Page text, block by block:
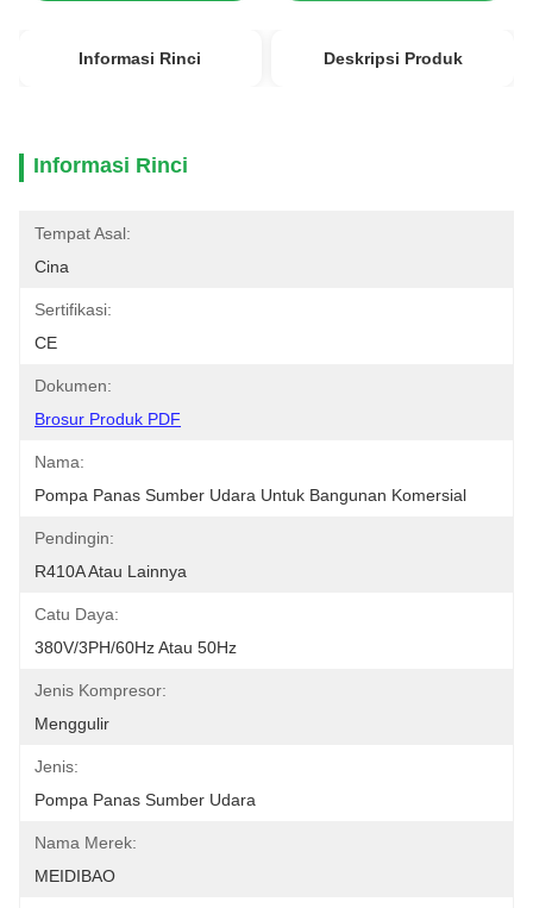
Informasi Rinci Deskripsi Produk
Informasi Rinci
Tempat Asal:
Cina
Sertifikasi:
CE
Dokumen:
Brosur Produk PDF
Nama:
Pompa Panas Sumber Udara Untuk Bangunan Komersial
Pendingin:
R410A Atau Lainnya
Catu Daya:
380V/3PH/60Hz Atau 50Hz
Jenis Kompresor:
Menggulir
Jenis:
Pompa Panas Sumber Udara
Nama Merek:
MEIDIBAO